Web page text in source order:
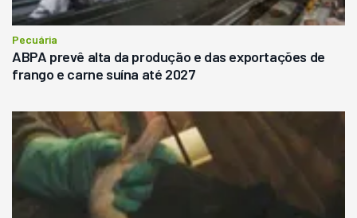
Pecuária
ABPA prevê alta da produção e das exportações de
frango e carne suína até 2027